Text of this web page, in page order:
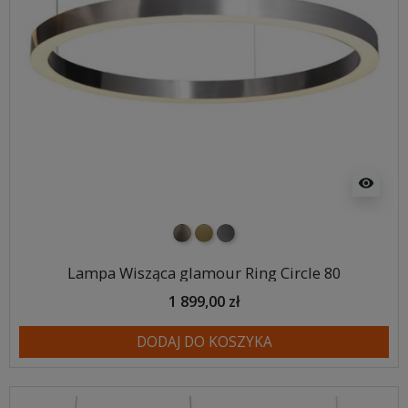
visibility
nikiel szczotkowany
mosiądz szczotkowany
tytan szczotkowany
Lampa Wisząca glamour Ring Circle 80
1 899,00 zł
DODAJ DO KOSZYKA